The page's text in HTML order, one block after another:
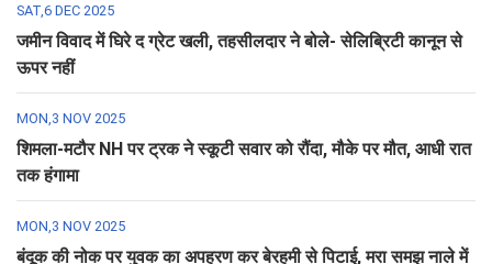
SAT,6 DEC 2025
जमीन विवाद में घिरे द ग्रेट खली, तहसीलदार ने बोले- सेलिब्रिटी कानून से
ऊपर नहीं
MON,3 NOV 2025
शिमला-मटौर NH पर ट्रक ने स्कूटी सवार को रौंदा, मौके पर मौत, आधी रात
तक हंगामा
MON,3 NOV 2025
बंदूक की नोक पर युवक का अपहरण कर बेरहमी से पिटाई, मरा समझ नाले में